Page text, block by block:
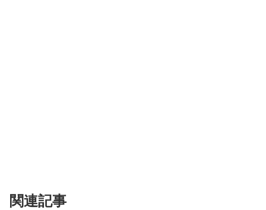
関連記事